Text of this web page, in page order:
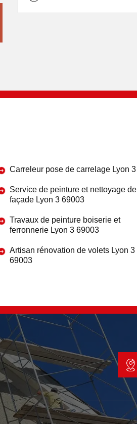
Carreleur pose de carrelage Lyon 3
Service de peinture et nettoyage de
façade Lyon 3 69003
Travaux de peinture boiserie et
ferronnerie Lyon 3 69003
Artisan rénovation de volets Lyon 3
69003